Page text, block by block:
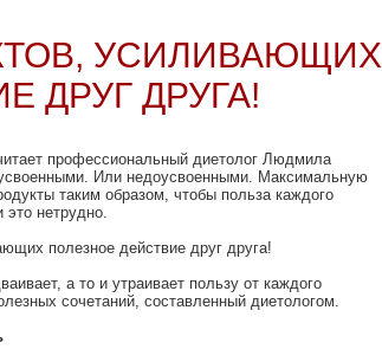
УСИЛИВАЮЩИХ
ДРУГ ДРУГА!
профессиональный диетолог Людмила
Или недоусвоенными. Максимальную
таким образом, чтобы польза каждого
нетрудно.
полезное действие друг друга!
а то и утраивает пользу от каждого
сочетаний, составленный диетологом.